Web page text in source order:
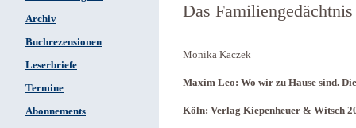
Archiv
Buchrezensionen
Leserbriefe
Termine
Abonnements
Das Familiengedächtnis
Monika Kaczek
Maxim Leo: Wo wir zu Hause sind.
Köln: Verlag Kiepenheuer & Witsch